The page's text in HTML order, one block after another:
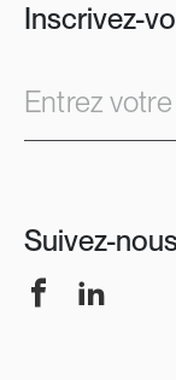
Inscrivez-
Entrez
Suivez-nous
FacebookLinkedIn